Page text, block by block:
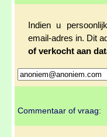
Indien u
email-adres in. Dit
of verkocht aan
Commentaar of vraag: